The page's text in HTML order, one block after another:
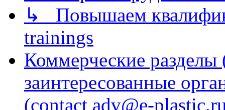
↳ Повышаем
trainings
Коммерческие
заинтересованные
(contact adv@e-